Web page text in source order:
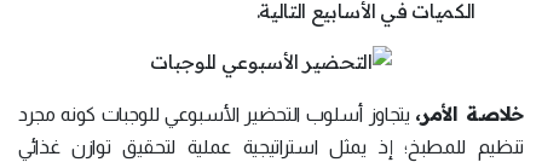
الكميات في الأسابيع التالية.
خلاصة الأمر، يتجاوز أسلوب التحضير الأسبوعي للوجبات كونه مجرد
تنظيم للمطبخ؛ إذ يمثل استراتيجية عملية لتحقيق توازن غذائي